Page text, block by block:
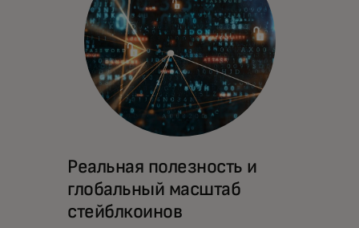
Реальная полезность и
глобальный масштаб
стейблкоинов